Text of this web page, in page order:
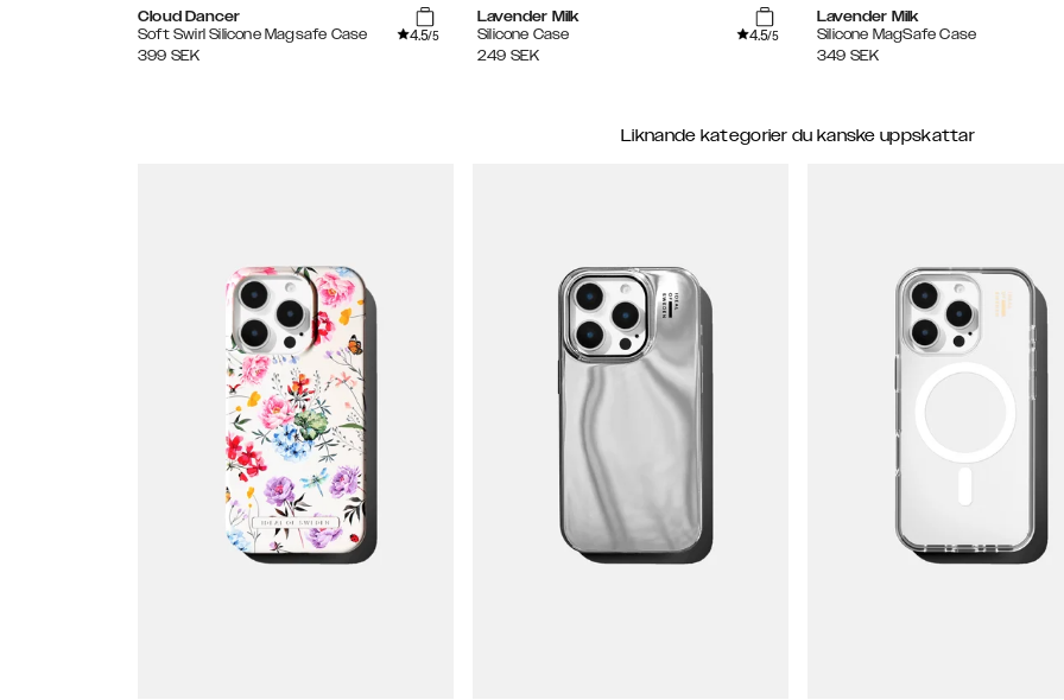
Cloud Dancer
Soft Swirl Silicone Magsafe Case
4.5/5
399 SEK
Lavender Milk
Silicone Case
4.5/5
249 SEK
Lavender Milk
Silicone MagSafe Case
349 SEK
Liknande kategorier du kanske uppskattar